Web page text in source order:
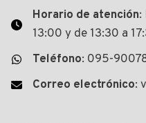
Horario de atención:
13:00 y de 13:30 a
Teléfono: 095-
Correo electrónico: